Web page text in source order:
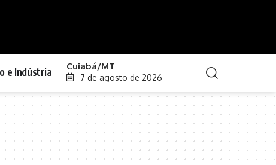
e Indústria Cuiabá/MT
7 de agosto de 2026